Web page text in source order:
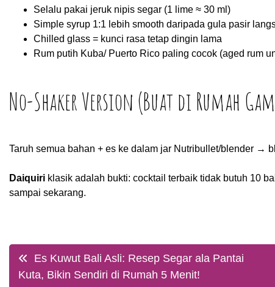
Selalu pakai jeruk nipis segar (1 lime ≈ 30 ml)
Simple syrup 1:1 lebih smooth daripada gula pasir
Chilled glass = kunci rasa tetap dingin lama
Rum putih Kuba/ Puerto Rico paling cocok (aged rum
No-Shaker Version (Buat di Rumah
Taruh semua bahan + es ke dalam jar Nutribullet/blender →
Daiquiri klasik adalah bukti: cocktail terbaik tidak butuh 10
sampai sekarang.
PostEs Kuwut Bali Asli: Resep Segar ala Pantai
Kuta, Bikin Sendiri di Rumah 5 Menit!